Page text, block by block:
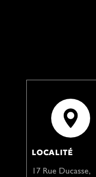
LOCALITÉ
17 Rue Ducasse,